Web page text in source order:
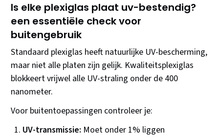
Is elke plexiglas plaat uv-bestendig?
een essentiële check voor
buitengebruik
Standaard plexiglas heeft natuurlijke UV-bescherming,
maar niet alle platen zijn gelijk. Kwaliteitsplexiglas
blokkeert vrijwel alle UV-straling onder de 400
nanometer.
Voor buitentoepassingen controleer je:
UV-transmissie: Moet onder 1% liggen